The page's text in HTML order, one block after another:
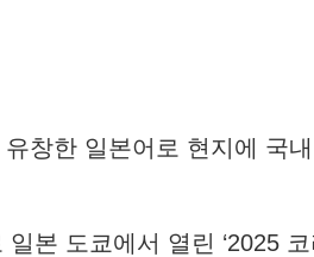
창한 일본어로 현지에 국
본 도쿄에서 열린 ‘2025